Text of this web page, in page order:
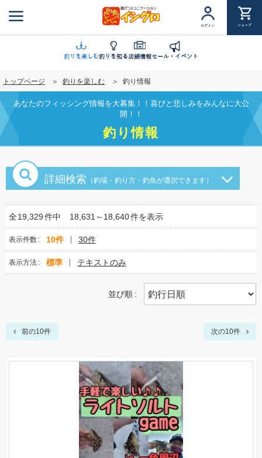
ン
に
移
動
ログイン ショップ
釣りを楽しむ釣りを知る店舗情報セール・イベント
トップページ 釣りを楽しむ 釣り情報
あなたのフィッシング情報を大募集！！喜びと悲しみをみんなに大公
開！！
釣り情報
詳細検索 （釣場・釣り方・釣魚が選択できます）
全19,329件中 18,631～18,640件を表示
表示件数 10件 30件
表示方法 標準 テキストのみ
並び順
前の10件 次の10件